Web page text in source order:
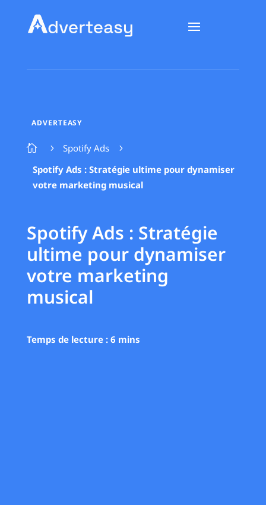
ADVERTEASY
 5 Spotify Ads 5
Spotify Ads : Stratégie ultime pour dynamiser
votre marketing musical
Spotify Ads : Stratégie
ultime pour dynamiser
votre marketing
musical